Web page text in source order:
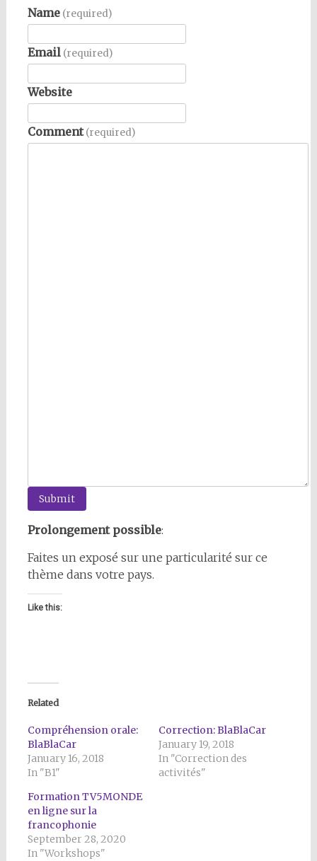
Name (required)
Email (required)
Website
Comment (required)
Submit
Prolongement possible:
Faites un exposé sur une particularité sur ce
thème dans votre pays.
Like this:
Related
Compréhension orale:
BlaBlaCar
January 16, 2018
In "B1"
Correction: BlaBlaCar
January 19, 2018
In "Correction des
activités"
Formation TV5MONDE
en ligne sur la
francophonie
September 28, 2020
In "Workshops"